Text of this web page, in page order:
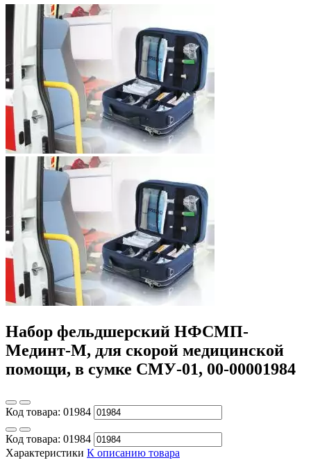
Набор фельдшерский НФСМП-
Мединт-М, для скорой медицинской
помощи, в сумке СМУ-01, 00-00001984
Код товара: 01984
Код товара: 01984
Характеристики К описанию товара